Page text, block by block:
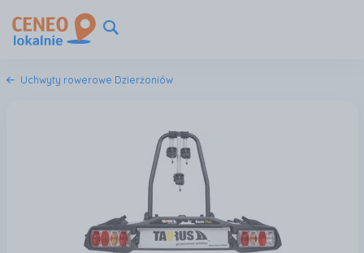
Uchwyty rowerowe Dzierżoniów